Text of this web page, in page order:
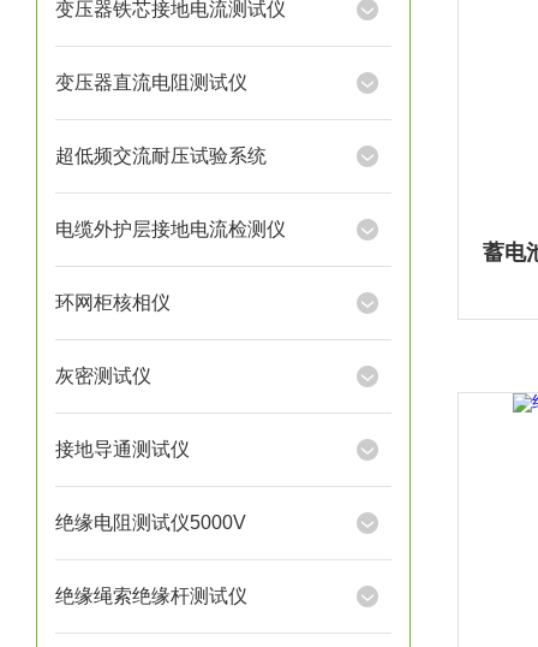
变压器铁芯接地电流测试仪
变压器直流电阻测试仪
超低频交流耐压试验系统
电缆外护层接地电流检测仪
环网柜核相仪
灰密测试仪
接地导通测试仪
绝缘电阻测试仪5000V
绝缘绳索绝缘杆测试仪